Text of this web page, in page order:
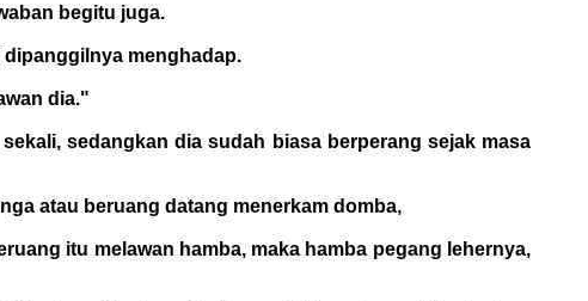
begitu juga.
dipanggilnya menghadap.
dia."
sedangkan dia sudah biasa berperang sejak masa
atau beruang datang menerkam domba,
itu melawan hamba, maka hamba pegang lehernya,